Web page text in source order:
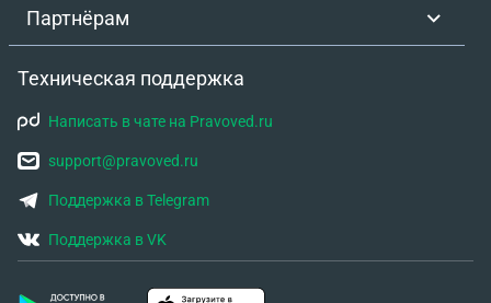
кривом зеркале, отражаются тысячи подобных.
Помогите, пожалуйста, найти тот самый рычаг,
тот волшебный пароль или ту инстанцию, которая
Я верю, что где-то есть выход из этого лабиринта
равнодушия. Осталось только его найти.
Партнёрам
Техническая поддержка
Написать в чате на Pravoved.ru
support@pravoved.ru
Поддержка в Telegram
Поддержка в VK